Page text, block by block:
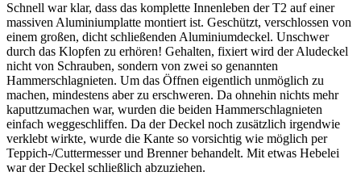
Schnell war klar, dass das komplette Innenleben der T2 auf einer
massiven Aluminiumplatte montiert ist. Geschützt, verschlossen von
einem großen, dicht schließenden Aluminiumdeckel. Unschwer
durch das Klopfen zu erhören! Gehalten, fixiert wird der Aludeckel
nicht von Schrauben, sondern von zwei so genannten
Hammerschlagnieten. Um das Öffnen eigentlich unmöglich zu
machen, mindestens aber zu erschweren. Da ohnehin nichts mehr
kaputtzumachen war, wurden die beiden Hammerschlagnieten
einfach weggeschliffen. Da der Deckel noch zusätzlich irgendwie
verklebt wirkte, wurde die Kante so vorsichtig wie möglich per
Teppich-/Cuttermesser und Brenner behandelt. Mit etwas Hebelei
war der Deckel schließlich abzuziehen.